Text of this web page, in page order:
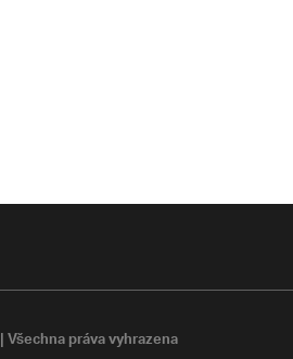
| Všechna práva vyhrazena